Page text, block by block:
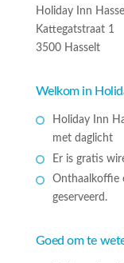
Holiday Inn
Kattegatstraat 1
3500 Hasselt
Welkom in
Holiday Inn
met daglicht
Er is gratis
Onthaalkoffie
geserveerd.
Goed om te